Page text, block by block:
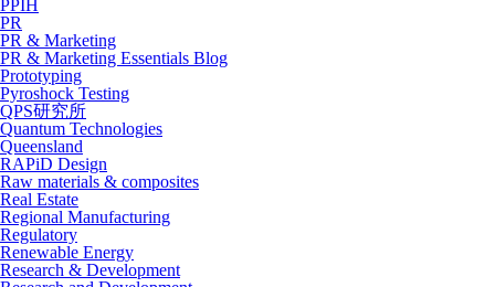
PPIH
PR
PR & Marketing
PR & Marketing Essentials Blog
Prototyping
Pyroshock Testing
QPS研究所
Quantum Technologies
Queensland
RAPiD Design
Raw materials & composites
Real Estate
Regional Manufacturing
Regulatory
Renewable Energy
Research & Development